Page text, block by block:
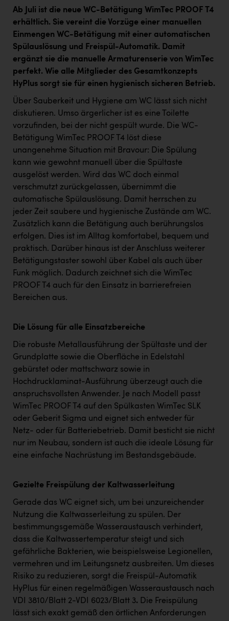
Ab Juli ist die neue WC-Betätigung WimTec PROOF T4
erhältlich. Sie vereint die Vorzüge einer manuellen
Einmengen WC-Betätigung mit einer automatischen
Spülauslösung und Freispül-Automatik. Damit
ergänzt sie die manuelle Armaturenserie von WimTec
perfekt. Wie alle Mitglieder des Gesamtkonzepts
HyPlus sorgt sie für einen hygienisch sicheren Betrieb.
Über Sauberkeit und Hygiene am WC lässt sich nicht
diskutieren. Umso ärgerlicher ist es eine Toilette
vorzufinden, bei der nicht gespült wurde. Die WC-
Betätigung WimTec PROOF T4 löst diese
unangenehme Situation mit Bravour: Die Spülung
kann wie gewohnt manuell über die Spültaste
ausgelöst werden. Wird das WC doch einmal
verschmutzt zurückgelassen, übernimmt die
automatische Spülauslösung. Damit herrschen zu
jeder Zeit saubere und hygienische Zustände am WC.
Zusätzlich kann die Betätigung auch berührungslos
erfolgen. Dies ist im Alltag komfortabel, bequem und
praktisch. Darüber hinaus ist der Anschluss weiterer
Betätigungstaster sowohl über Kabel als auch über
Funk möglich. Dadurch zeichnet sich die WimTec
PROOF T4 auch für den Einsatz in barrierefreien
Bereichen aus.
Die Lösung für alle Einsatzbereiche
Die robuste Metallausführung der Spültaste und der
Grundplatte sowie die Oberfläche in Edelstahl
gebürstet oder mattschwarz sowie in
Hochdrucklaminat-Ausführung überzeugt auch die
anspruchsvollsten Anwender. Je nach Modell passt
WimTec PROOF T4 auf den Spülkasten WimTec SLK
oder Geberit Sigma und eignet sich entweder für
Netz- oder für Batteriebetrieb. Damit besticht sie nicht
nur im Neubau, sondern ist auch die ideale Lösung für
eine einfache Nachrüstung im Bestandsgebäude.
Gezielte Freispülung der Kaltwasserleitung
Gerade das WC eignet sich, um bei unzureichender
Nutzung die Kaltwasserleitung zu spülen. Der
bestimmungsgemäße Wasseraustausch verhindert,
dass die Kaltwassertemperatur steigt und sich
gefährliche Bakterien, wie beispielsweise Legionellen,
vermehren und im Leitungsnetz ausbreiten. Um dieses
Risiko zu reduzieren, sorgt die Freispül-Automatik
HyPlus für einen regelmäßigen Wasseraustausch nach
VDI 3810/Blatt 2-VDI 6023/Blatt 3. Die Freispülung
lässt sich exakt gemäß den örtlichen Anforderungen